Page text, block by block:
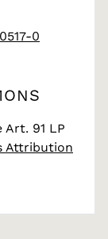
0
91 LP
Attribution